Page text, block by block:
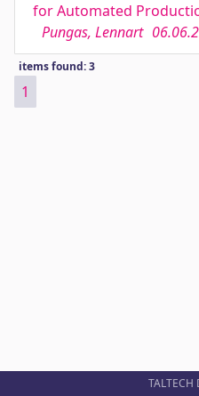
for Automated
Pungas, Lennart
items found: 3
1
TALTECH